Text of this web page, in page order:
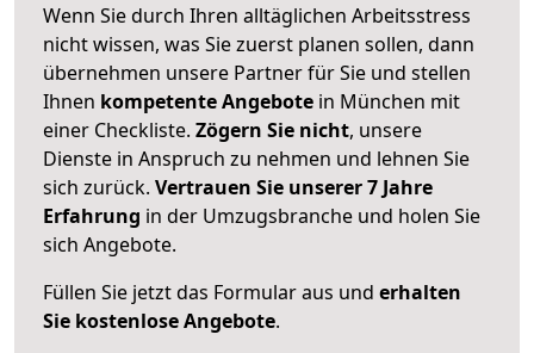
Wenn Sie durch Ihren alltäglichen Arbeitsstress
nicht wissen, was Sie zuerst planen sollen, dann
übernehmen unsere Partner für Sie und stellen
Ihnen kompetente Angebote in München mit
einer Checkliste. Zögern Sie nicht, unsere
Dienste in Anspruch zu nehmen und lehnen Sie
sich zurück. Vertrauen Sie unserer 7 Jahre
Erfahrung in der Umzugsbranche und holen Sie
sich Angebote.
Füllen Sie jetzt das Formular aus und erhalten
Sie kostenlose Angebote.